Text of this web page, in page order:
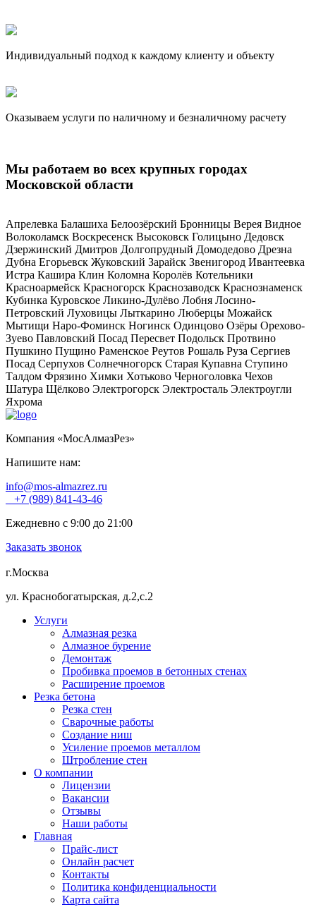
Индивидуальный подход к каждому клиенту и объекту
Оказываем услуги по наличному и безналичному расчету
Мы работаем во всех крупных городах
Московской области
Апрелевка Балашиха Белоозёрский Бронницы Верея Видное
Волоколамск Воскресенск Высоковск Голицыно Дедовск
Дзержинский Дмитров Долгопрудный Домодедово Дрезна
Дубна Егорьевск Жуковский Зарайск Звенигород Ивантеевка
Истра Кашира Клин Коломна Королёв Котельники
Красноармейск Красногорск Краснозаводск Краснознаменск
Кубинка Куровское Ликино-Дулёво Лобня Лосино-
Петровский Луховицы Лыткарино Люберцы Можайск
Мытищи Наро-Фоминск Ногинск Одинцово Озёры Орехово-
Зуево Павловский Посад Пересвет Подольск Протвино
Пушкино Пущино Раменское Реутов Рошаль Руза Сергиев
Посад Серпухов Солнечногорск Старая Купавна Ступино
Талдом Фрязино Химки Хотьково Черноголовка Чехов
Шатура Щёлково Электрогорск Электросталь Электроугли
Яхрома
Компания «МосАлмазРез»
Напишите нам:
info@mos-almazrez.ru
+7 (989) 841-43-46
Ежедневно с 9:00 до 21:00
Заказать звонок
г.Москва
ул. Краснобогатырская, д.2,с.2
Услуги
Алмазная резка
Алмазное бурение
Демонтаж
Пробивка проемов в бетонных стенах
Расширение проемов
Резка бетона
Резка стен
Сварочные работы
Создание ниш
Усиление проемов металлом
Штробление стен
О компании
Лицензии
Вакансии
Отзывы
Наши работы
Главная
Прайс-лист
Онлайн расчет
Контакты
Политика конфиденциальности
Карта сайта